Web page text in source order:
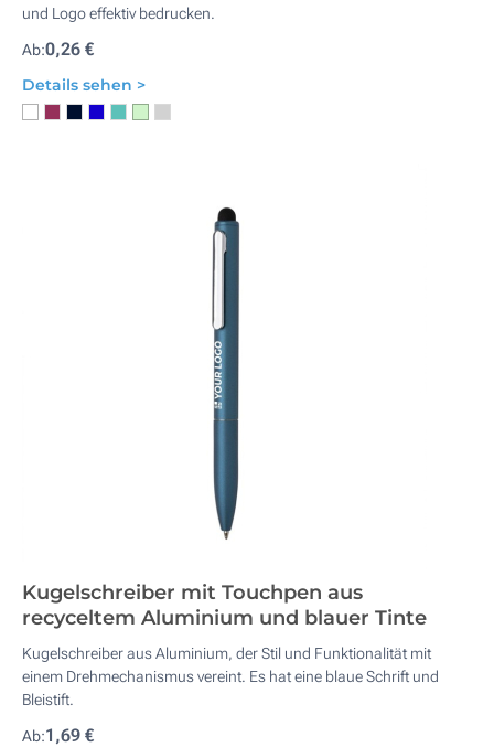
und Logo effektiv bedrucken.
Ab:0,26 €
Details sehen >
Kugelschreiber mit Touchpen aus
recyceltem Aluminium und blauer Tinte
Kugelschreiber aus Aluminium, der Stil und Funktionalität mit
einem Drehmechanismus vereint. Es hat eine blaue Schrift und
Bleistift.
Ab:1,69 €